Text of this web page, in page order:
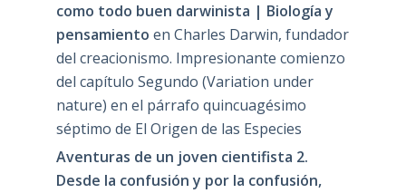
como todo buen darwinista | Biología y
pensamiento en Charles Darwin, fundador
del creacionismo. Impresionante comienzo
del capítulo Segundo (Variation under
nature) en el párrafo quincuagésimo
séptimo de El Origen de las Especies
Aventuras de un joven cientifista 2.
Desde la confusión y por la confusión,